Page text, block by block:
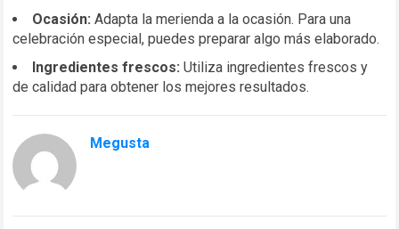
Ocasión: Adapta la merienda a la ocasión. Para una
celebración especial, puedes preparar algo más elaborado.
Ingredientes frescos: Utiliza ingredientes frescos y
de calidad para obtener los mejores resultados.
Megusta